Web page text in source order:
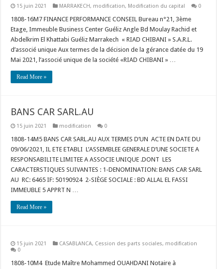
15 juin 2021 MARRAKECH, modification, Modification du capital 0
1808-16M7 FINANCE PERFORMANCE CONSEIL Bureau n°21, 3ème
Etage, Immeuble Business Center Guéliz Angle Bd Moulay Rachid et
Abdelkrim El Khattabi Guéliz Marrakech « RIAD CHIBANI » S.A.R.L.
d’associé unique Aux termes de la décision de la gérance datée du 19
Mai 2021, l’associé unique de la société «RIAD CHIBANI » …
Read More »
BANS CAR SARL.AU
15 juin 2021 modification 0
1808-14M5 BANS CAR SARL.AU AUX TERMES D’UN ACTE EN DATE DU
09/06/2021, IL ETE ETABLI L’ASSEMBLEE GENERALE D’UNE SOCIETE A
RESPONSABILITE LIMITEE A ASSOCIE UNIQUE .DONT LES
CARACTERSTIQUES SUIVANTES : 1-DENOMINATION: BANS CAR SARL
AU RC: 6465 IF: 50190924 2-SIÈGE SOCIALE : BD ALLAL EL FASSI
IMMEUBLE 5 APPRT N …
Read More »
15 juin 2021 CASABLANCA, Cession des parts sociales, modification
0
1808-10M4 Etude Maître Mohammed OUAHDANI Notaire à